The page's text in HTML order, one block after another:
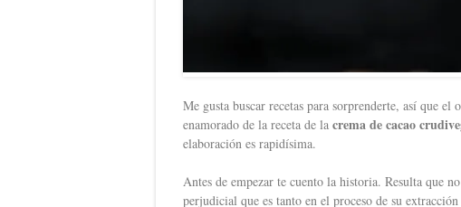
Me gusta buscar recetas para sorprenderte, así que
enamorado de la receta de la crema de cacao
elaboración es rapidísima.
Antes de empezar te cuento la historia. Resulta que
perjudicial que es tanto en el proceso de su